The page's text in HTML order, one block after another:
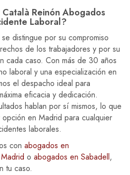
Reinón Abogados
Laboral?
distingue por su compromiso
de los trabajadores y por su
cada caso. Con más de 30 años
laboral y una especialización en
el despacho ideal para
eficacia y dedicación.
hablan por sí mismos, lo que
en Madrid para cualquier
laborales.
con abogados en
o abogados en Sabadell,
tu caso.